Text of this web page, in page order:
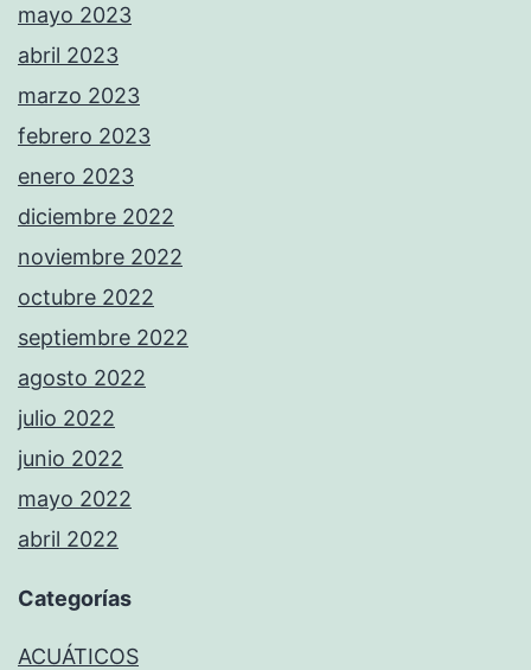
mayo 2023
abril 2023
marzo 2023
febrero 2023
enero 2023
diciembre 2022
noviembre 2022
octubre 2022
septiembre 2022
agosto 2022
julio 2022
junio 2022
mayo 2022
abril 2022
Categorías
ACUÁTICOS